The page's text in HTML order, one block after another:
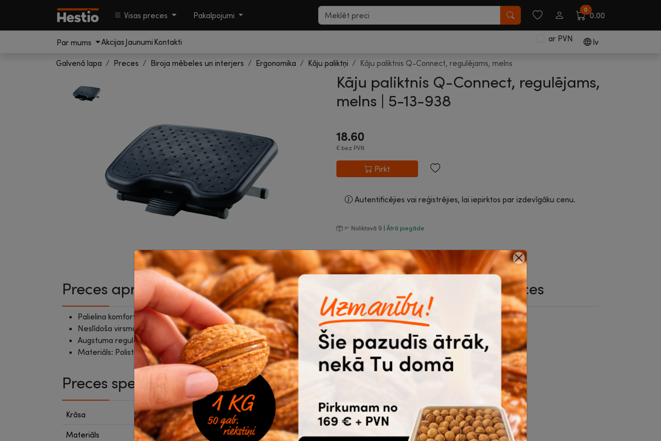
Visas preces Pakalpojumi
0
0.00
Par mums Akcijas Jaunumi Kontakti ar PVN lv
Galvenā lapa Preces Biroja mēbeles un interjers Ergonomika Kāju paliktņi Kāju paliktnis Q-Connect, regulējams, melns
Kāju paliktnis Q-Connect, regulējams,
melns | 5-13-938
18.60
€ bez PVN
Pirkt
Autentificējies vai reģistrējies, lai iepirktos par izdevīgāku cenu.
Noliktavā 9 | Ātrā piegāde
Preces apraksts
Palielina komfortu strādājot pie rakstāmgalda
Neslīdoša virsma uzlabo vispārējo stabilitāti
Augstuma regulēšana: 110 - 140 - 170 m
Materiāls: Polistirols, Gumija
Preces specifikācija
Krāsa Melna
Materiāls Plastmasa
Biežāk pirktās saistītās preces
Biroja krēsls,
Uzlīme grīdas
"Ievēro distanci